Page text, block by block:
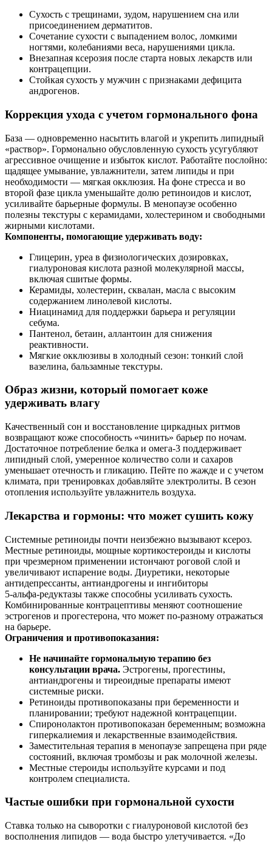
Сухость с трещинами, зудом, нарушением сна или
присоединением дерматитов.
Сочетание сухости с выпадением волос, ломкими
ногтями, колебаниями веса, нарушениями цикла.
Внезапная ксерозия после старта новых лекарств или
контрацепции.
Стойкая сухость у мужчин с признаками дефицита
андрогенов.
Коррекция ухода с учетом гормонального фона
База — одновременно насытить влагой и укрепить липидный
«раствор». Гормонально обусловленную сухость усугубляют
агрессивное очищение и избыток кислот. Работайте послойно:
щадящее умывание, увлажнители, затем липиды и при
необходимости — мягкая окклюзия. На фоне стресса и во
второй фазе цикла уменьшайте долю ретиноидов и кислот,
усиливайте барьерные формулы. В менопаузе особенно
полезны текстуры с керамидами, холестерином и свободными
жирными кислотами.
Компоненты, помогающие удерживать воду:
Глицерин, уреа в физиологических дозировках,
гиалуроновая кислота разной молекулярной массы,
включая сшитые формы.
Керамиды, холестерин, сквалан, масла с высоким
содержанием линолевой кислоты.
Ниацинамид для поддержки барьера и регуляции
себума.
Пантенол, бетаин, аллантоин для снижения
реактивности.
Мягкие окклюзивы в холодный сезон: тонкий слой
вазелина, бальзамные текстуры.
Образ жизни, который помогает коже
удерживать влагу
Качественный сон и восстановление циркадных ритмов
возвращают коже способность «чинить» барьер по ночам.
Достаточное потребление белка и омега‑3 поддерживает
липидный слой, умеренное количество соли и сахаров
уменьшает отечность и гликацию. Пейте по жажде и с учетом
климата, при тренировках добавляйте электролиты. В сезон
отопления используйте увлажнитель воздуха.
Лекарства и гормоны: что может сушить кожу
Системные ретиноиды почти неизбежно вызывают ксероз.
Местные ретиноиды, мощные кортикостероиды и кислоты
при чрезмерном применении истончают роговой слой и
увеличивают испарение воды. Диуретики, некоторые
антидепрессанты, антиандрогены и ингибиторы
5‑альфа‑редуктазы также способны усиливать сухость.
Комбинированные контрацептивы меняют соотношение
эстрогенов и прогестерона, что может по‑разному отражаться
на барьере.
Ограничения и противопоказания:
Не начинайте гормональную терапию без
консультации врача. Эстрогены, прогестины,
антиандрогены и тиреоидные препараты имеют
системные риски.
Ретиноиды противопоказаны при беременности и
планировании; требуют надежной контрацепции.
Спиронолактон противопоказан беременным; возможна
гиперкалиемия и лекарственные взаимодействия.
Заместительная терапия в менопаузе запрещена при ряде
состояний, включая тромбозы и рак молочной железы.
Местные стероиды используйте курсами и под
контролем специалиста.
Частые ошибки при гормональной сухости
Ставка только на сыворотки с гиалуроновой кислотой без
восполнения липидов — вода быстро улетучивается. «До